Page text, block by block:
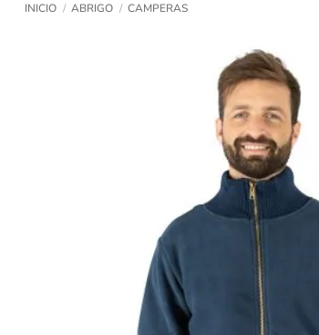
INICIO / ABRIGO / CAMPERAS